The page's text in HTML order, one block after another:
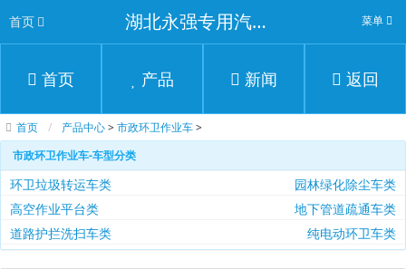
首页 湖北永强专用汽车有限公司 菜单
首页 产品 新闻 返回
首页 产品中心>市政环卫作业车>
市政环卫作业车-车型分类
环卫垃圾转运车类
园林绿化除尘车类
高空作业平台类
地下管道疏通车类
道路护拦洗扫车类
纯电动环卫车类